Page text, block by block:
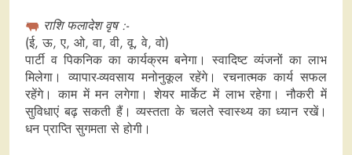
राशि फलादेश वृष :-
(ई, ऊ, ए, ओ, वा, वी, वू, वे, वो)
पार्टी व पिकनिक का कार्यक्रम बनेगा। स्वादिष्ट व्यंजनों का लाभ
मिलेगा। व्यापार-व्यवसाय मनोनुकूल रहेंगे। रचनात्मक कार्य सफल
रहेंगे। काम में मन लगेगा। शेयर मार्केट में लाभ रहेगा। नौकरी में
सुविधाएं बढ़ सकती हैं। व्यस्तता के चलते स्वास्थ्‍य का ध्यान रखें।
धन प्राप्ति सुगमता से होगी।